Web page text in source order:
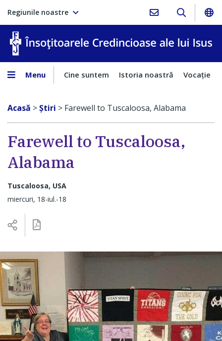
Regiunile noastre
Menu Cine suntem Istoria noastră Vocaţie
Acasă >Ştiri > Farewell to Tuscaloosa, Alabama
Farewell to Tuscaloosa,
Alabama
Tuscaloosa, USA
miercuri, 18-iul.-18